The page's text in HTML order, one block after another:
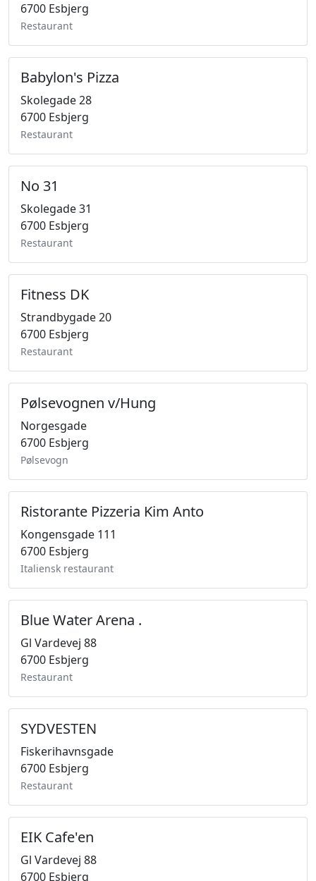
6700 Esbjerg
Restaurant
Babylon's Pizza
Skolegade 28
6700 Esbjerg
Restaurant
No 31
Skolegade 31
6700 Esbjerg
Restaurant
Fitness DK
Strandbygade 20
6700 Esbjerg
Restaurant
Pølsevognen v/Hung
Norgesgade
6700 Esbjerg
Pølsevogn
Ristorante Pizzeria Kim Anto
Kongensgade 111
6700 Esbjerg
Italiensk restaurant
Blue Water Arena .
Gl Vardevej 88
6700 Esbjerg
Restaurant
SYDVESTEN
Fiskerihavnsgade
6700 Esbjerg
Restaurant
EIK Cafe'en
Gl Vardevej 88
6700 Esbjerg